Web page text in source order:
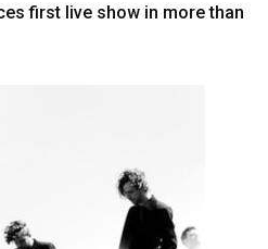
first live show in more than